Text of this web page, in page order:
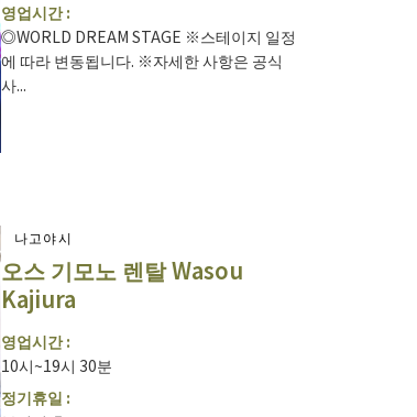
영업시간 :
◎WORLD DREAM STAGE ※스테이지 일정
에 따라 변동됩니다. ※자세한 사항은 공식
사...
나고야시
오스 기모노 렌탈 Wasou
Kajiura
영업시간 :
10시~19시 30분
정기휴일 :